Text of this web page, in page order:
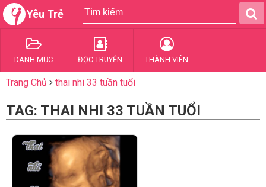
Yêu Trẻ
DANH MỤC ĐỌC TRUYỆN THÀNH VIÊN
Trang Chủ thai nhi 33 tuần tuổi
TAG: THAI NHI 33 TUẦN TUỔI